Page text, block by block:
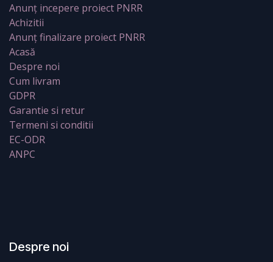
Anunț incepere proiect PNRR
Achizitii
Anunț finalizare proiect PNRR
Acasă
Despre noi
Cum livram
GDPR
Garantie si retur
Termeni si conditii
EC-ODR
ANPC
Despre noi